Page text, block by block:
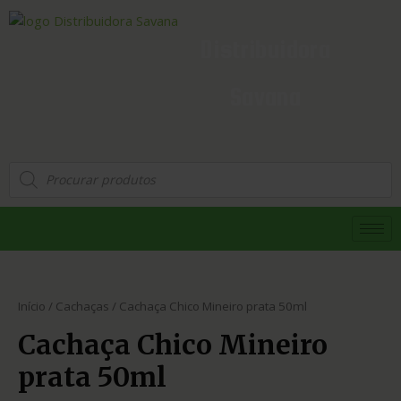
Início / Cachaças / Cachaça Chico Mineiro prata 50ml
Cachaça Chico Mineiro
prata 50ml